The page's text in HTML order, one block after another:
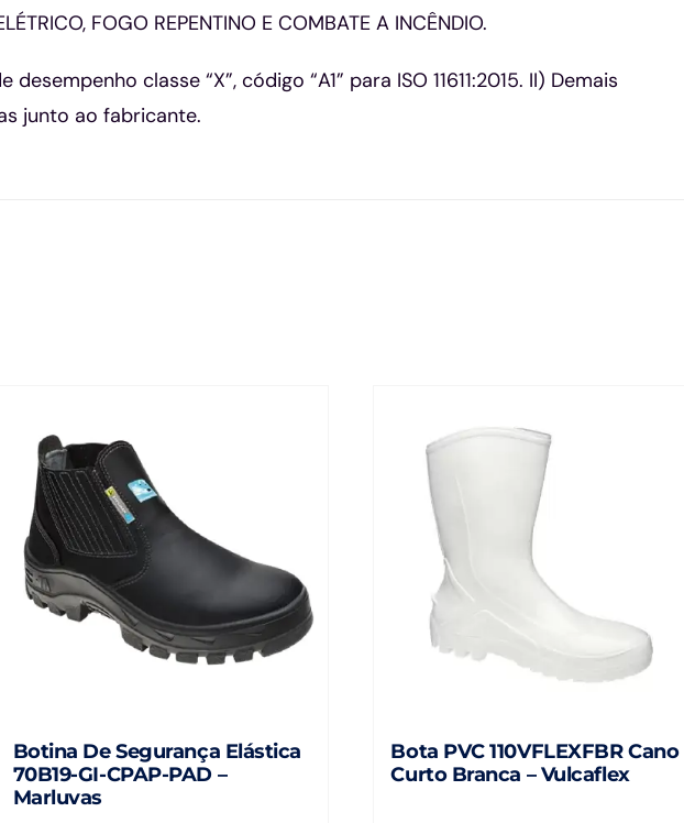
FOGO REPENTINO E COMBATE A INCÊNDIO.
classe “X”, código “A1” para ISO 11611:2015. II) Demais
junto ao fabricante.
Botina De Segurança Elástica
70B19-GI-CPAP-PAD –
Marluvas
Bota PVC 110VFLEXFBR Cano
Curto Branca – Vulcaflex